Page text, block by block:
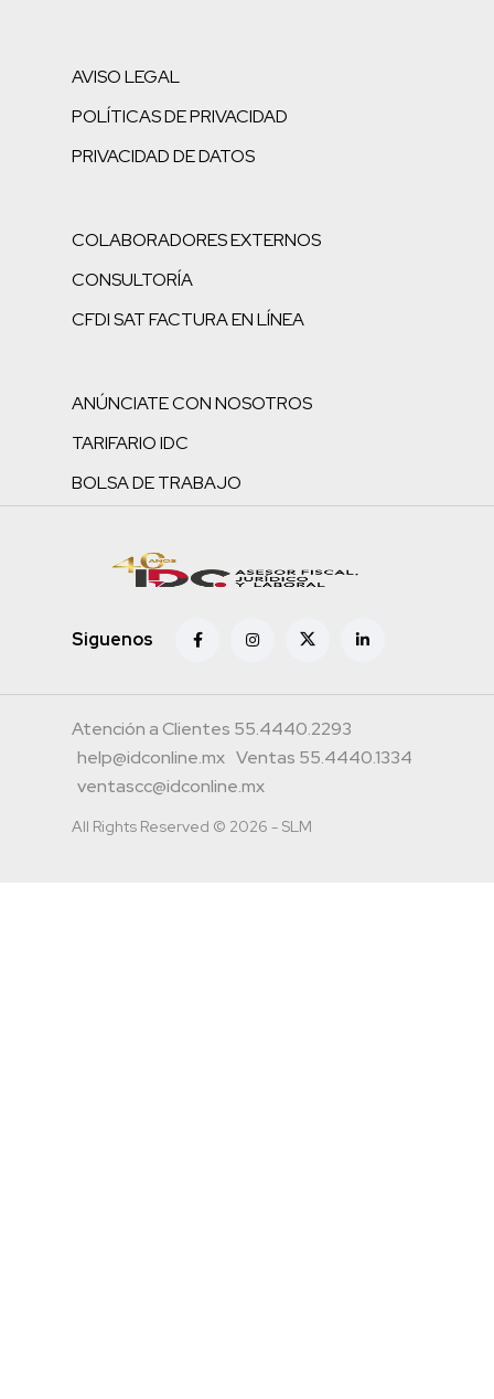
AVISO LEGAL
POLÍTICAS DE PRIVACIDAD
PRIVACIDAD DE DATOS
COLABORADORES EXTERNOS
CONSULTORÍA
CFDI SAT FACTURA EN LÍNEA
ANÚNCIATE CON NOSOTROS
TARIFARIO IDC
BOLSA DE TRABAJO
Siguenos
Atención a Clientes 55.4440.2293
help@idconline.mx Ventas 55.4440.1334
ventascc@idconline.mx
All Rights Reserved © 2026 - SLM